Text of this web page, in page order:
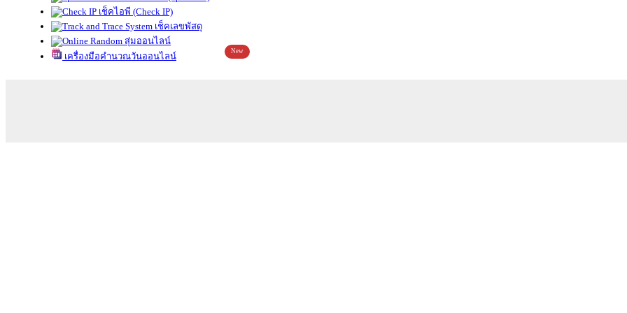
เช็คไอพี (Check IP)
เช็คเลขพัสดุ
สุ่มออนไลน์
เครื่องมือคำนวณวันออนไลน์
New